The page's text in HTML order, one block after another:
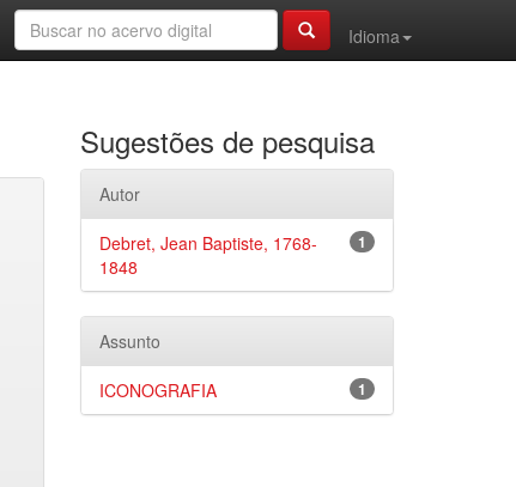
Idioma
Sugestões de pesquisa
Autor
1
Debret, Jean Baptiste, 1768-
1848
Assunto
1
ICONOGRAFIA